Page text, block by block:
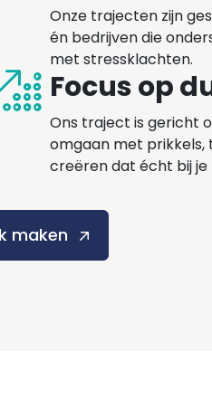
Onze trajecten zijn
én bedrijven die
met stressklachten.
Focus op
Ons traject is gericht
omgaan met prikkels,
creëren dat écht bij je
maken